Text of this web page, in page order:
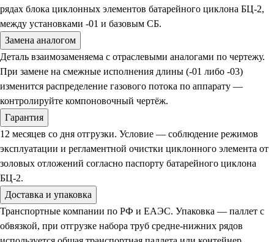
рядах блока циклонных элементов батарейного циклона БЦ-2,
между установками -01 и базовым СБ.
Замена аналогом
Деталь взаимозаменяема с отраслевыми аналогами по чертежу.
При замене на смежные исполнения длины (-01 либо -03)
изменится распределение газового потока по аппарату —
контролируйте компоновочный чертёж.
Гарантия
12 месяцев со дня отгрузки. Условие — соблюдение режимов
эксплуатации и регламентной очистки циклонного элемента от
золовых отложений согласно паспорту батарейного циклона
БЦ-2.
Доставка и упаковка
Транспортные компании по РФ и ЕАЭС. Упаковка — паллет с
обвязкой, при отгрузке набора труб средне-нижних рядов